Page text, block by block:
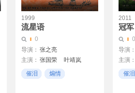
1999
流星语
0
导演： 张之亮
主演： 张国荣
叶靖岚
狄龙
吴家丽
催泪
煽情
2011
冠军
0
导演
主演
朴荷
催泪